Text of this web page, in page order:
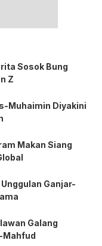
Sosok Bung
Z
Muhaimin Diyakini
Makan Siang
Ganjar-
Galang
Mahfud